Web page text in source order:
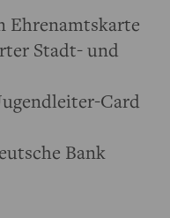
Ehrenamtskarte
Stadt- und
Card
Bank